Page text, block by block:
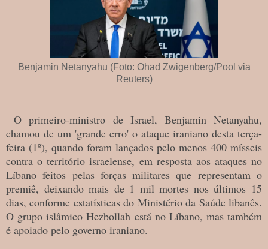
Benjamin Netanyahu (Foto: Ohad Zwigenberg/Pool via
Reuters)
O primeiro-ministro de Israel, Benjamin Netanyahu,
chamou de um 'grande erro' o ataque iraniano desta terça-
feira (1º), quando foram lançados pelo menos 400 mísseis
contra o território israelense, em resposta aos ataques no
Líbano feitos pelas forças militares que representam o
premiê, deixando mais de 1 mil mortes nos últimos 15
dias, conforme estatísticas do Ministério da Saúde libanês.
O grupo islâmico Hezbollah está no Líbano, mas também
é apoiado pelo governo iraniano.